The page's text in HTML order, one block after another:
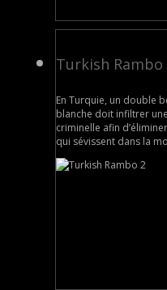
Turkish Rambo
En Turquie, un double
blanche doit infiltrer
criminelle afin
qui sévissent dans la